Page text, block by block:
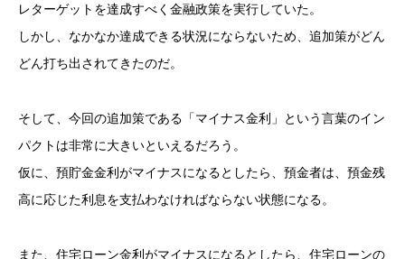
レターゲットを達成すべく金融政策を実行していた。
しかし、なかなか達成できる状況にならないため、追加策がどん
どん打ち出されてきたのだ。
そして、今回の追加策である「マイナス金利」という言葉のイン
パクトは非常に大きいといえるだろう。
仮に、預貯金金利がマイナスになるとしたら、預金者は、預金残
高に応じた利息を支払わなければならない状態になる。
また、住宅ローン金利がマイナスになるとしたら、住宅ローンの